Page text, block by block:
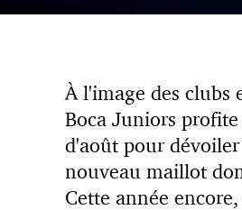
À l'image des clubs
Boca Juniors
d'août pour dévoiler
nouveau maillot
Cette année